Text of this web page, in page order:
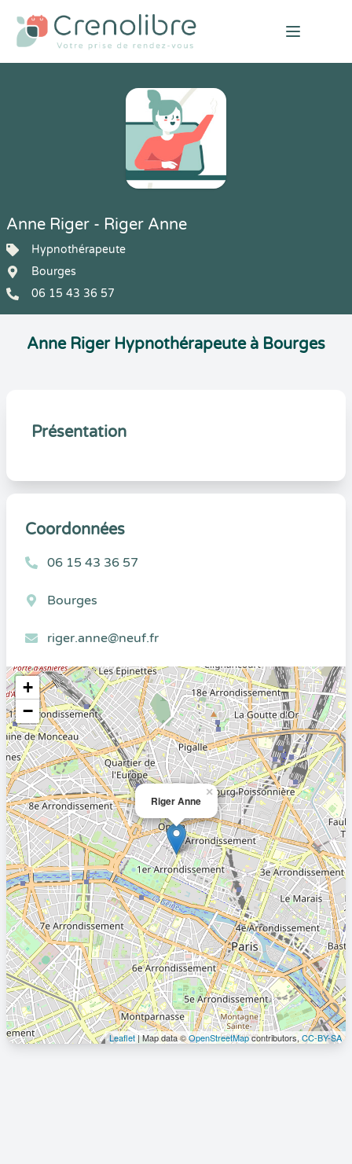
Open
Anne Riger - Riger Anne
Hypnothérapeute
Bourges
06 15 43 36 57
Anne Riger Hypnothérapeute à Bourges
Présentation
Coordonnées
06 15 43 36 57
Bourges
riger.anne@neuf.fr
Riger Anne
×
+
−
Leaflet| Map data ©OpenStreetMapcontributors, CC-BY-SA